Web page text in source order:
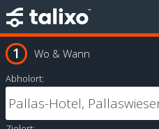
Wo & Wann
Abholort: